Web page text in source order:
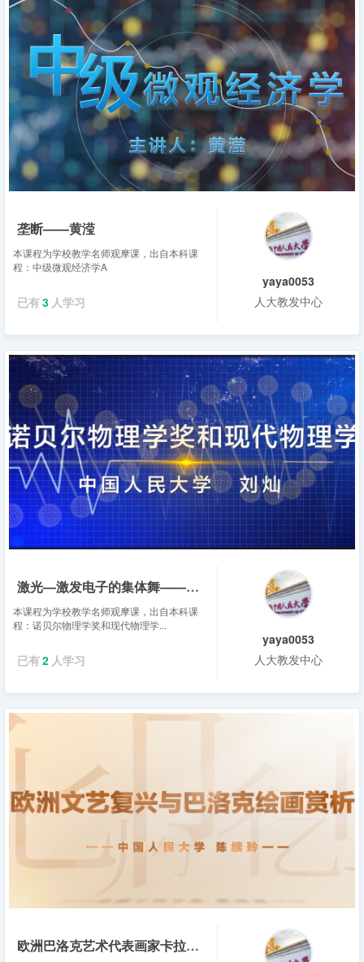
垄断——黄滢
本课程为学校教学名师观摩课，出自本科课
程：中级微观经济学A
已有3 人学习
yaya0053
人大教发中心
激光—激发电子的集体舞——刘灿
本课程为学校教学名师观摩课，出自本科课
程：诺贝尔物理学奖和现代物理学...
已有2 人学习
yaya0053
人大教发中心
欧洲巴洛克艺术代表画家卡拉瓦乔绘画赏析——陈继玲